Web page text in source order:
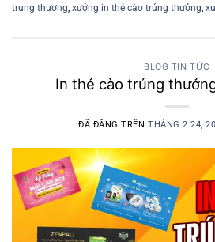
trung thương, xưởng in thẻ cào trúng thưởng,
BLOG TIN TỨC
In thẻ cào trúng
ĐÃ ĐĂNG TRÊN THÁNG 2 24,